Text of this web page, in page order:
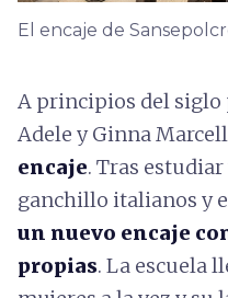
El encaje de
A principios del siglo
Adele y Ginna
encaje. Tras
ganchillo italianos y
un nuevo encaje
propias. La escuela